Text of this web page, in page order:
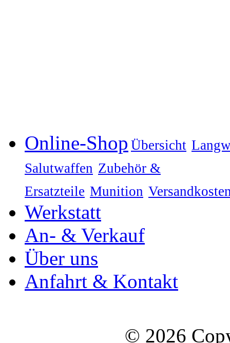
Online-Shop Übersicht
Salutwaffen Zubehör &
Ersatzteile Munition
Werkstatt
An- & Verkauf
Über uns
Anfahrt & Kontakt
© 2026